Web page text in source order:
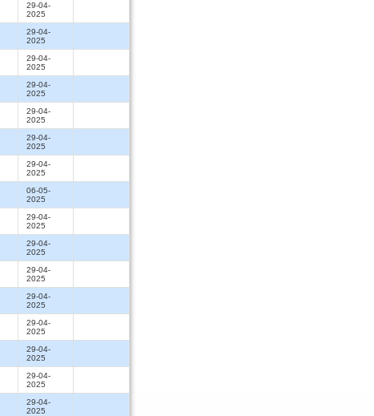
29-04-
2025
29-04-
2025
29-04-
2025
29-04-
2025
29-04-
2025
29-04-
2025
29-04-
2025
06-05-
2025
29-04-
2025
29-04-
2025
29-04-
2025
29-04-
2025
29-04-
2025
29-04-
2025
29-04-
2025
29-04-
2025